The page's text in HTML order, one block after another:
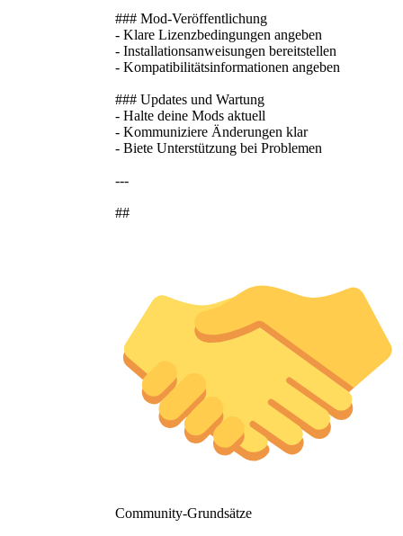
### Mod-Veröffentlichung
- Klare Lizenzbedingungen angeben
- Installationsanweisungen bereitstellen
- Kompatibilitätsinformationen angeben
### Updates und Wartung
- Halte deine Mods aktuell
- Kommuniziere Änderungen klar
- Biete Unterstützung bei Problemen
---
##
Community-Grundsätze